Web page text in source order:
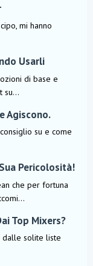
mi hanno
Usarli
di base e
su...
Agiscono.
su e come
Pericolosità!
che per fortuna
Top Mixers?
dalle solite liste